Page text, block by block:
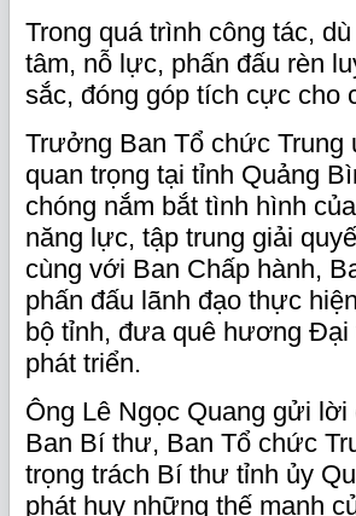
Trong quá trình công tác,
tâm, nỗ lực, phấn đấu rèn
sắc, đóng góp tích cực cho
Trưởng Ban Tổ chức Trung
quan trọng tại tỉnh Quảng
chóng nắm bắt tình hình
năng lực, tập trung giải
cùng với Ban Chấp hành,
phấn đấu lãnh đạo thực
bộ tỉnh, đưa quê hương
phát triển.
Ông Lê Ngọc Quang gửi
Ban Bí thư, Ban Tổ chức
trọng trách Bí thư tỉnh ủy
phát huy những thế mạnh